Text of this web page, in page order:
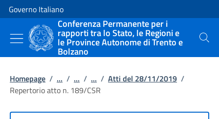
Vai al contenuto
Vai alla navigazione del sito
Governo Italiano
Conferenza Permanente per i
rapporti tra lo Stato, le Regioni e
le Province Autonome di Trento e
Bolzano
Cerca
Homepage / ... / ... / ... / Atti del 28/11/2019 /
Repertorio atto n. 189/CSR